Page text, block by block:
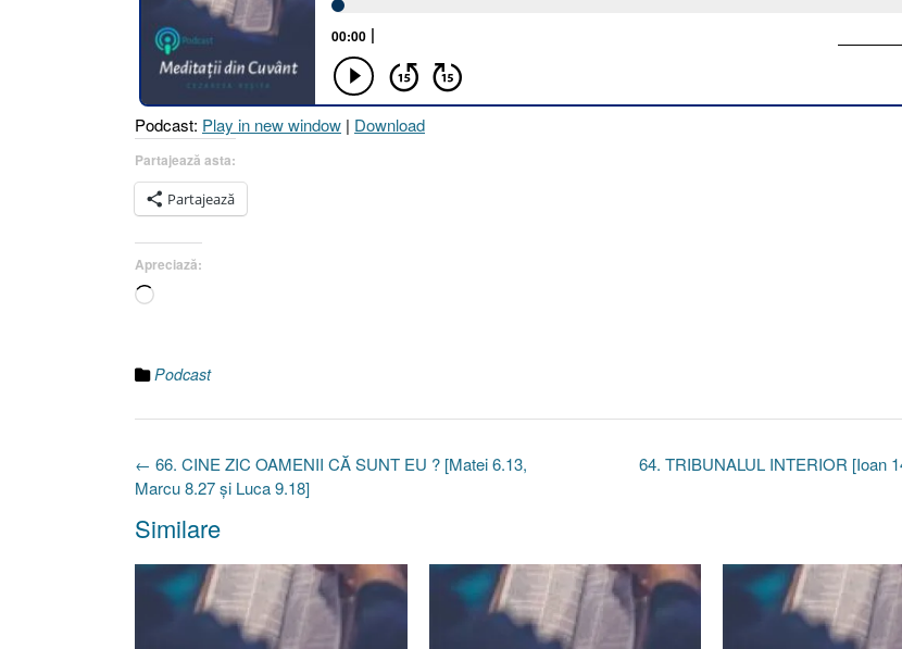
Podcast: Play in new window | Download
Partajează asta:
Partajează
Apreciază:
Încarc...
Podcast
Post
navigation
64. TRIBUNALUL INTERIOR [Ioan
← 66. CINE ZIC OAMENII CĂ SUNT EU ? [Matei 6.13,
Marcu 8.27 şi Luca 9.18]
Similare